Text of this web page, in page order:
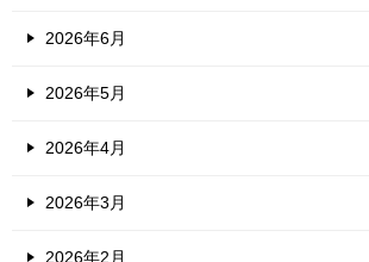
2026年6月
2026年5月
2026年4月
2026年3月
2026年2月